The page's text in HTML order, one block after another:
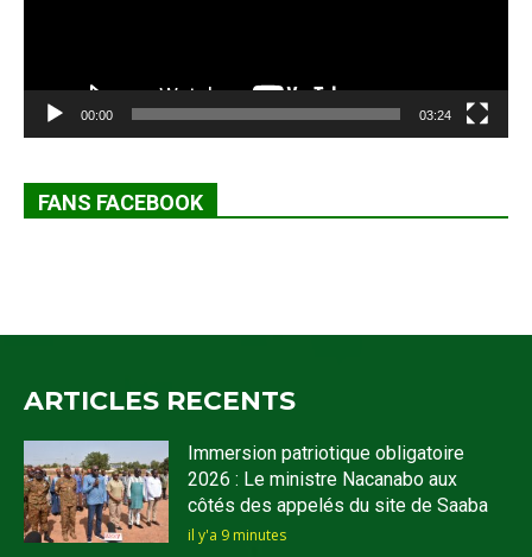
00:00 03:24
FANS FACEBOOK
ARTICLES RECENTS
Immersion patriotique obligatoire
2026 : Le ministre Nacanabo aux
côtés des appelés du site de Saaba
il y'a 9 minutes